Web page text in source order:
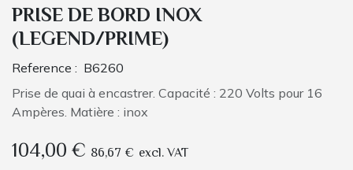
PRISE DE BORD INOX
(LEGEND/PRIME)
Reference : B6260
Prise de quai à encastrer. Capacité : 220 Volts pour 16
Ampères. Matière : inox
104,00€ 86,67 € excl. VAT